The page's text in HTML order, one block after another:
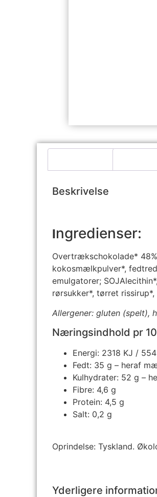
Beskrivelse
Ingredienser:
Overtrækschokolade*
kokosmælkpulver*,
emulgatorer;
rørsukker*, tørret
Allergener: gluten (spelt),
Næringsindhold pr
Energi: 2318 KJ /
Fedt: 35 g – heraf
Kulhydrater: 52 g –
Fibre: 4,6 g
Protein: 4,5 g
Salt: 0,2 g
Oprindelse: Tyskland.
Yderligere